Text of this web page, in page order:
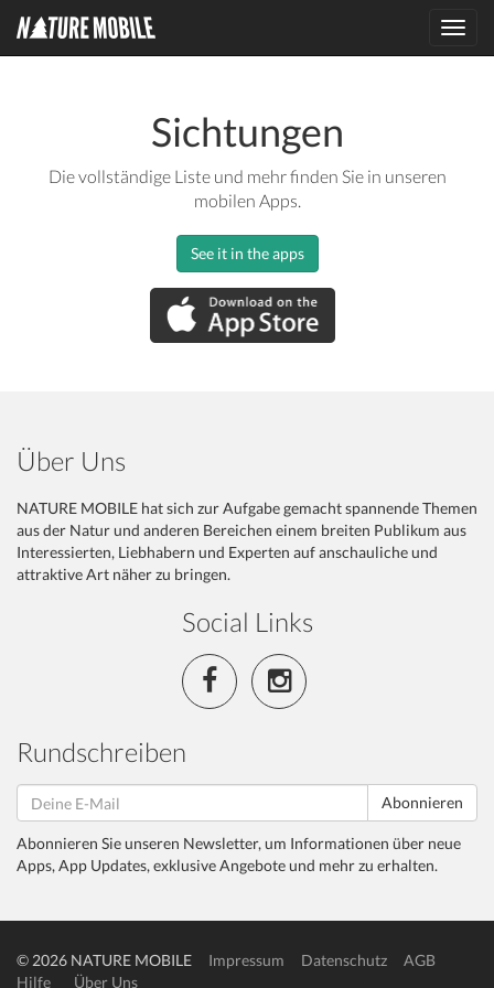
Sichtungen
Die vollständige Liste und mehr finden Sie in unseren
mobilen Apps.
See it in the apps
Über Uns
NATURE MOBILE hat sich zur Aufgabe gemacht spannende Themen
aus der Natur und anderen Bereichen einem breiten Publikum aus
Interessierten, Liebhabern und Experten auf anschauliche und
attraktive Art näher zu bringen.
Social Links
Rundschreiben
Abonnieren
Abonnieren Sie unseren Newsletter, um Informationen über neue
Apps, App Updates, exklusive Angebote und mehr zu erhalten.
© 2026 NATURE MOBILE Impressum Datenschutz
AGB
Hilfe
Über Uns